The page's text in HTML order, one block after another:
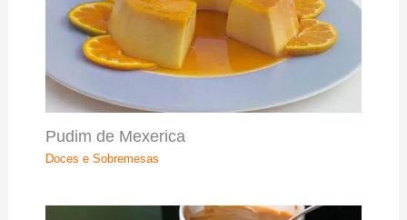
Pudim de Mexerica
Doces e Sobremesas